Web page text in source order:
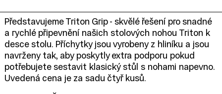
Představujeme Triton Grip - skvělé řešení pro snadné
a rychlé připevnění našich stolových nohou Triton k
desce stolu. Příchytky jsou vyrobeny z hliníku a jsou
navrženy tak, aby poskytly extra podporu pokud
potřebujete sestavit klasický stůl s nohami napevno.
Uvedená cena je za sadu čtyř kusů.